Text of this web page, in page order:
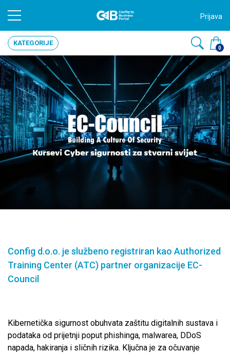
Prijava
0
KATEGORIJE
Config d.o.o. je službeno registriran kao Authorized
Training Center (ATC) partner organizacije EC-
Council
Kibernetička sigurnost obuhvata zaštitu digitalnih sustava i
podataka od prijetnji poput phishinga, malwarea, DDoS
napada, hakiranja i sličnih rizika. Ključna je za očuvanje